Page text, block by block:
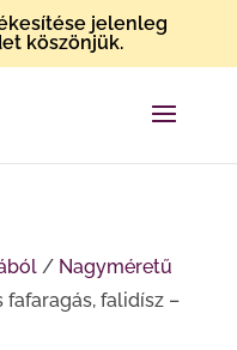
jelenleg
köszönjük.
/ Nagyméretű
falidísz –